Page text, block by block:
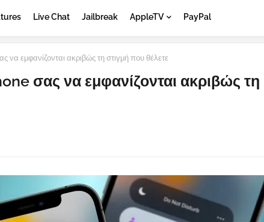
Live Chat Jailbreak AppleTV PayPal
να εμφανίζονται ακριβώς τη στιγμή που θέλετε
σας να εμφανίζονται ακριβώς